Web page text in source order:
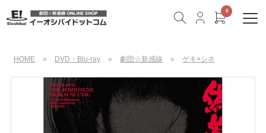
HOME » DVD・Blu-ray » 劇団☆新感線 » ゲキ×シネ